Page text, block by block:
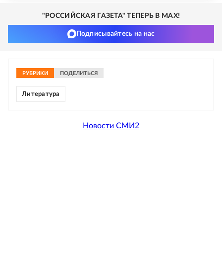
"РОССИЙСКАЯ ГАЗЕТА" ТЕПЕРЬ В MAX!
Подписывайтесь на нас
РУБРИКИ ПОДЕЛИТЬСЯ
Литература
Новости СМИ2